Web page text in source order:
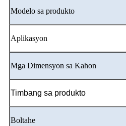
Modelo sa produkto
Aplikasyon
Mga Dimensyon sa Kahon
Timbang sa produkto
Boltahe